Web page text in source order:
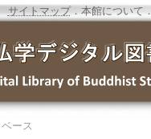
サイトマップ．本館について
ース